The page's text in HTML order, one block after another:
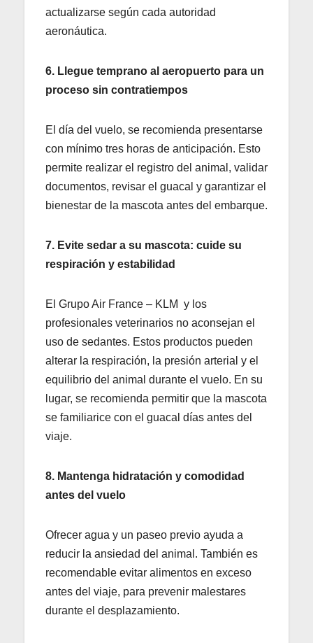
actualizarse según cada autoridad
aeronáutica.
6. Llegue temprano al aeropuerto para un
proceso sin contratiempos
El día del vuelo, se recomienda presentarse
con mínimo tres horas de anticipación. Esto
permite realizar el registro del animal, validar
documentos, revisar el guacal y garantizar el
bienestar de la mascota antes del embarque.
7. Evite sedar a su mascota: cuide su
respiración y estabilidad
El Grupo Air France – KLM y los
profesionales veterinarios no aconsejan el
uso de sedantes. Estos productos pueden
alterar la respiración, la presión arterial y el
equilibrio del animal durante el vuelo. En su
lugar, se recomienda permitir que la mascota
se familiarice con el guacal días antes del
viaje.
8. Mantenga hidratación y comodidad
antes del vuelo
Ofrecer agua y un paseo previo ayuda a
reducir la ansiedad del animal. También es
recomendable evitar alimentos en exceso
antes del viaje, para prevenir malestares
durante el desplazamiento.